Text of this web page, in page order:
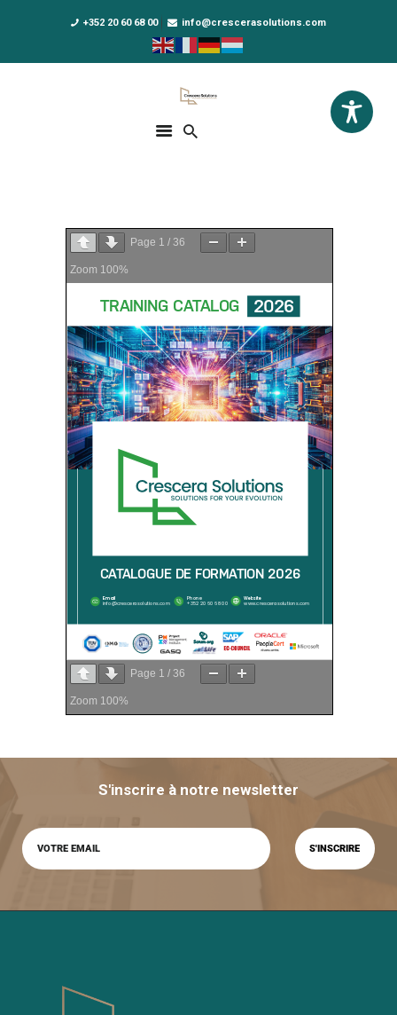
+352 20 60 68 00 info@crescerasolutions.com
Crescera Solutions
Solutions for your evolution
DPO AS A SERVICE
NOUS CONNAÎTRE
Page 1 / 36
Zoom 100%
Page 1 / 36
Zoom 100%
S'inscrire à notre newsletter